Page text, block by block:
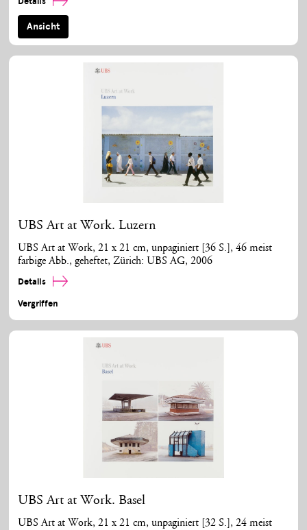
Ansicht
UBS Art at Work. Luzern
UBS Art at Work, 21 x 21 cm, unpaginiert [36 S.], 46 meist
farbige Abb., geheftet, Zürich: UBS AG, 2006
Details
Vergriffen
UBS Art at Work. Basel
UBS Art at Work, 21 x 21 cm, unpaginiert [32 S.], 24 meist